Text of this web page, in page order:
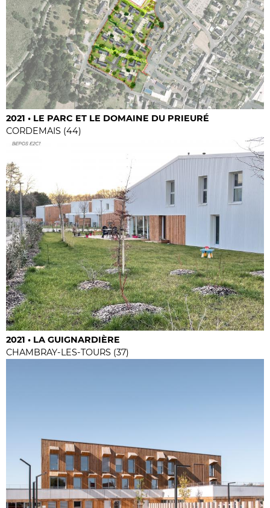
2021 • LE PARC ET LE DOMAINE DU PRIEURÉ
CORDEMAIS (44)
2021 • LA GUIGNARDIÈRE
CHAMBRAY-LES-TOURS (37)